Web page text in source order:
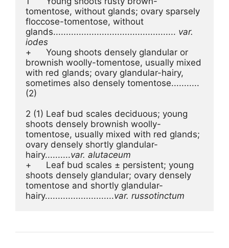
tomentose, without glands; ovary sparsely
floccose-tomentose, without
glands................................................ var.
iodes
+	Young shoots densely glandular or
brownish woolly-tomentose, usually mixed
with red glands; ovary glandular-hairy,
sometimes also densely tomentose...........
(2)
2 (1)	Leaf bud scales deciduous; young
shoots densely brownish woolly-
tomentose, usually mixed with red glands;
ovary densely shortly glandular-
hairy..........var. alutaceum
+	Leaf bud scales ± persistent; young
shoots densely glandular; ovary densely
tomentose and shortly glandular-
hairy...........................var. russotinctum